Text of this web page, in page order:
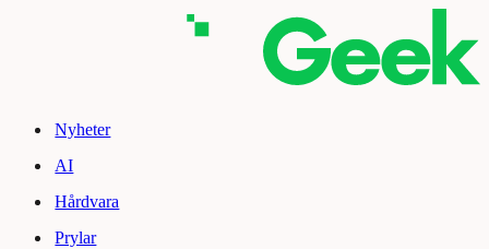
Nyheter
AI
Hårdvara
Prylar